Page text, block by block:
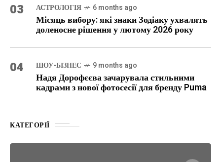
03 АСТРОЛОГІЯ 6 months ago
Місяць вибору: які знаки Зодіаку ухвалять
доленосне рішення у лютому 2026 року
04 ШОУ-БІЗНЕС 9 months ago
Надя Дорофєєва зачарувала стильними
кадрами з нової фотосесії для бренду Puma
КАТЕГОРІЇ